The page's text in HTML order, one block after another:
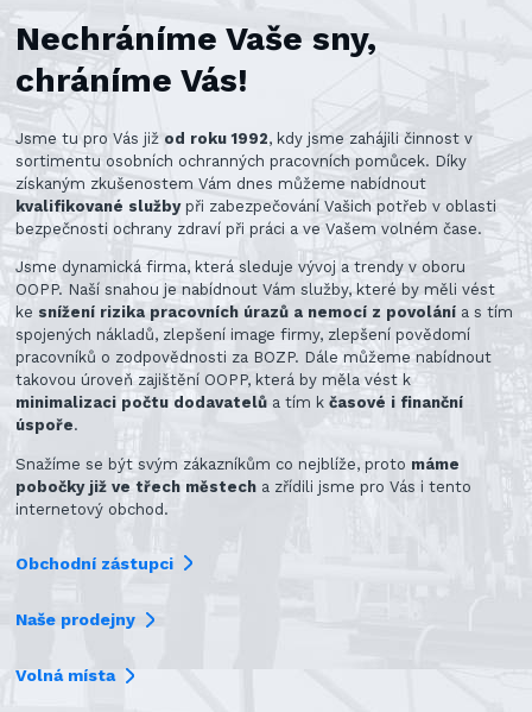
Nechráníme Vaše sny,
chráníme Vás!
Jsme tu pro Vás již od roku 1992, kdy jsme zahájili činnost v
sortimentu osobních ochranných pracovních pomůcek. Díky
získaným zkušenostem Vám dnes můžeme nabídnout
kvalifikované službypři zabezpečování Vašich potřeb v oblasti
bezpečnosti ochrany zdraví při práci a ve Vašem volném čase.
Jsme dynamická firma, která sleduje vývoj a trendy v oboru
OOPP. Naší snahou je nabídnout Vám služby, které by měli vést
ke snížení rizika pracovních úrazů a nemocí z povolání a s tím
spojených nákladů, zlepšení image firmy, zlepšení povědomí
pracovníků o zodpovědnosti za BOZP. Dále můžeme nabídnout
takovou úroveň zajištění OOPP, která by měla vést k
minimalizaci počtu dodavatelů a tím kčasové i finanční
úspoře.
Snažíme se být svým zákazníkům co nejblíže, proto máme
pobočky již ve třech městech a zřídili jsme pro Vás i tento
internetový obchod.
Obchodní zástupci
Naše prodejny
Volná místa